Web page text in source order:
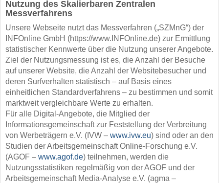
Nutzung des Skalierbaren Zentralen
Messverfahrens
Unsere Webseite nutzt das Messverfahren („SZMnG“) der
INFOnline GmbH (https://www.INFOnline.de) zur Ermittlung
statistischer Kennwerte über die Nutzung unserer Angebote.
Ziel der Nutzungsmessung ist es, die Anzahl der Besuche
auf unserer Website, die Anzahl der Websitebesucher und
deren Surfverhalten statistisch – auf Basis eines
einheitlichen Standardverfahrens – zu bestimmen und somit
marktweit vergleichbare Werte zu erhalten.
Für alle Digital-Angebote, die Mitglied der
Informationsgemeinschaft zur Feststellung der Verbreitung
von Werbeträgern e.V. (IVW – www.ivw.eu) sind oder an den
Studien der Arbeitsgemeinschaft Online-Forschung e.V.
(AGOF – www.agof.de) teilnehmen, werden die
Nutzungsstatistiken regelmäßig von der AGOF und der
Arbeitsgemeinschaft Media-Analyse e.V. (agma –